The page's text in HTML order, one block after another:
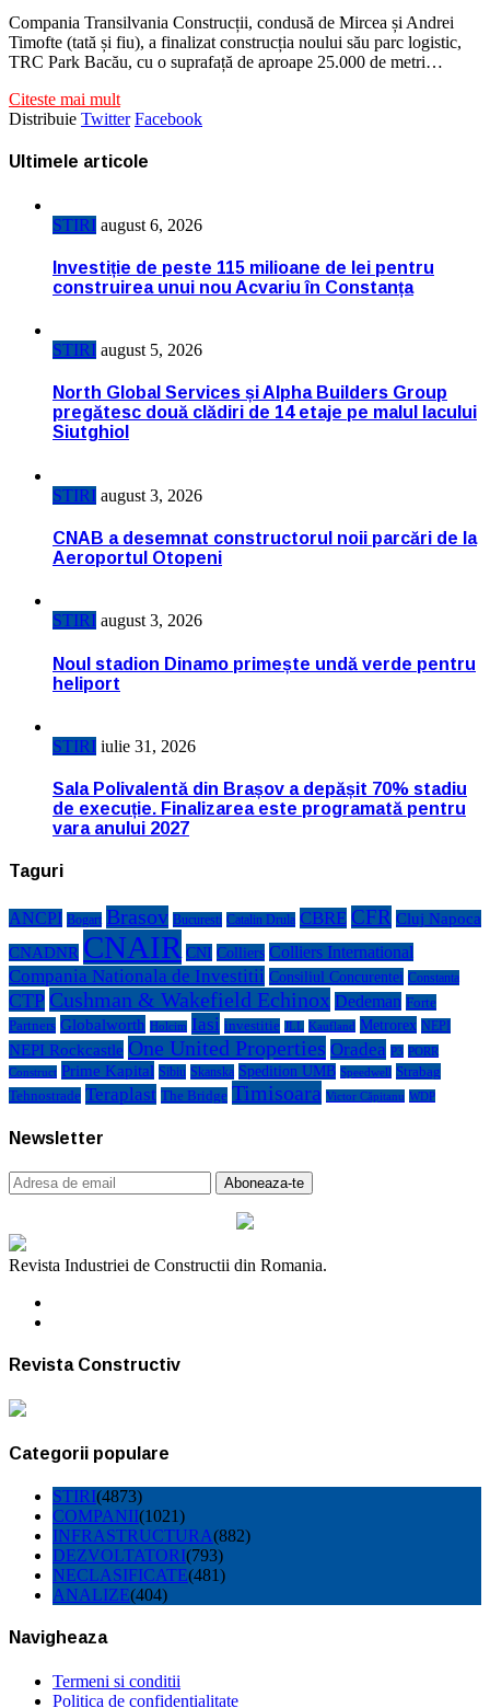
Compania Transilvania Construcții, condusă de Mircea și Andrei
Timofte (tată și fiu), a finalizat construcția noului său parc logistic,
TRC Park Bacău, cu o suprafață de aproape 25.000 de metri…
Citeste mai mult
Distribuie Twitter Facebook
Ultimele articole
STIRI august 6, 2026
Investiție de peste 115 milioane de lei pentru
construirea unui nou Acvariu în Constanța
STIRI august 5, 2026
North Global Services și Alpha Builders Group
pregătesc două clădiri de 14 etaje pe malul lacului
Siutghiol
STIRI august 3, 2026
CNAB a desemnat constructorul noii parcări de la
Aeroportul Otopeni
STIRI august 3, 2026
Noul stadion Dinamo primește undă verde pentru
heliport
STIRI iulie 31, 2026
Sala Polivalentă din Brașov a depășit 70% stadiu
de execuție. Finalizarea este programată pentru
vara anului 2027
Taguri
ANCPI Bogart Brasov Bucuresti Catalin Drula CBRE CFR Cluj Napoca
CNADNR CNAIR CNI Colliers Colliers International
Compania Nationala de Investitii Consiliul Concurentei Constanta
CTP Cushman & Wakefield Echinox Dedeman Forte
Partners Globalworth Holcim Iasi investitie JLL Kaufland Metrorex NEPI
NEPI Rockcastle One United Properties Oradea P3 PORR
Construct Prime Kapital Sibiu Skanska Spedition UMB Speedwell Strabag
Tehnostrade Teraplast The Bridge Timisoara Victor Căpitanu WDP
Newsletter
Revista Industriei de Constructii din Romania.
Revista Constructiv
Categorii populare
STIRI(4873)
COMPANII(1021)
INFRASTRUCTURA(882)
DEZVOLTATORI(793)
NECLASIFICATE(481)
ANALIZE(404)
Navigheaza
Termeni si conditii
Politica de confidentialitate